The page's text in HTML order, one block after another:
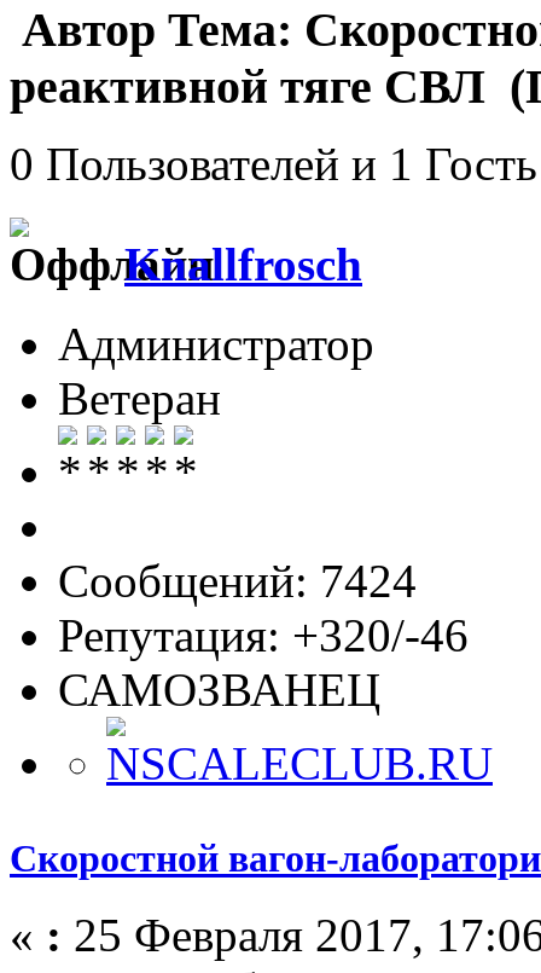
Автор Тема:
реактивной тяге СВЛ
0 Пользователей и 1
Knallfrosch
Администратор
Ветеран
Сообщений: 7424
Репутация: +320/-46
САМОЗВАНЕЦ
Скоростной вагон-
« : 25 Февраля 2017,